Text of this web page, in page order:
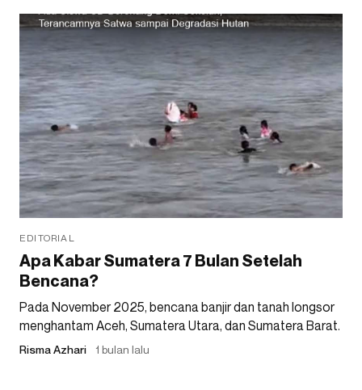
EDITORIAL
Apa Kabar Sumatera 7 Bulan Setelah
Bencana?
Pada November 2025, bencana banjir dan tanah longsor
menghantam Aceh, Sumatera Utara, dan Sumatera Barat.
Risma Azhari 1 bulan lalu